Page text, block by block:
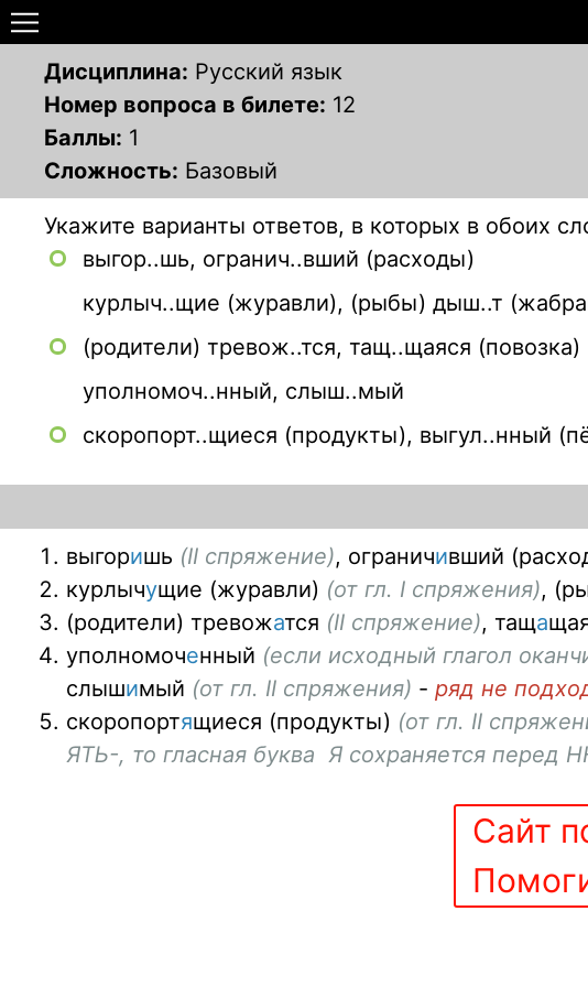
Дисциплина: Русский язык
Номер вопроса в билете: 12
Баллы: 1
Сложность: Базовый
Укажите варианты ответов, в которых в обоих
выгор..шь, огранич..вший (расходы)
курлыч..щие (журавли), (рыбы) дыш..т
(родители) тревож..тся, тащ..щаяся (повозка)
уполномоч..нный, слыш..мый
скоропорт..щиеся (продукты), выгул..нный
выгоришь (II спряжение), ограничивший
курлычущие (журавли) (от гл. I спряжения),
(родители) тревожатся (II спряжение), тащащ
уполномоченный (если исходный глагол
слышимый (от гл. II спряжения) - ряд не
скоропортящиеся (продукты) (от гл. II
ЯТЬ-, то гласная буква Я сохраняется перед
Сайт